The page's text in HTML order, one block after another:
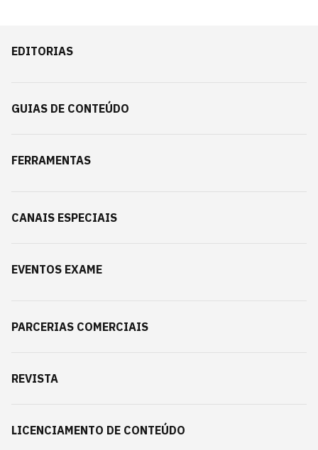
EDITORIAS
GUIAS DE CONTEÚDO
FERRAMENTAS
CANAIS ESPECIAIS
EVENTOS EXAME
PARCERIAS COMERCIAIS
REVISTA
LICENCIAMENTO DE CONTEÚDO